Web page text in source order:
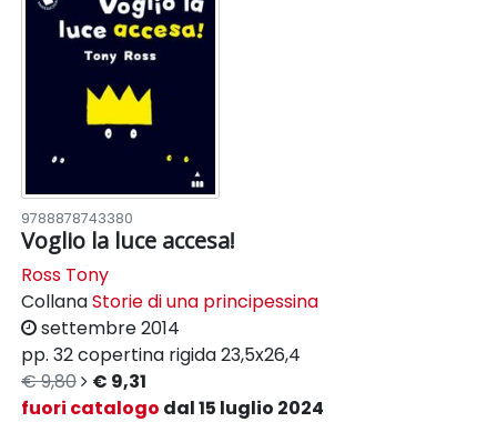
9788878743380
Voglio la luce accesa!
Ross Tony
CollanaStorie di una principessina
settembre 2014
pp. 32copertina rigida23,5x26,4
€ 9,80
€ 9,31
fuori catalogo dal 15 luglio 2024